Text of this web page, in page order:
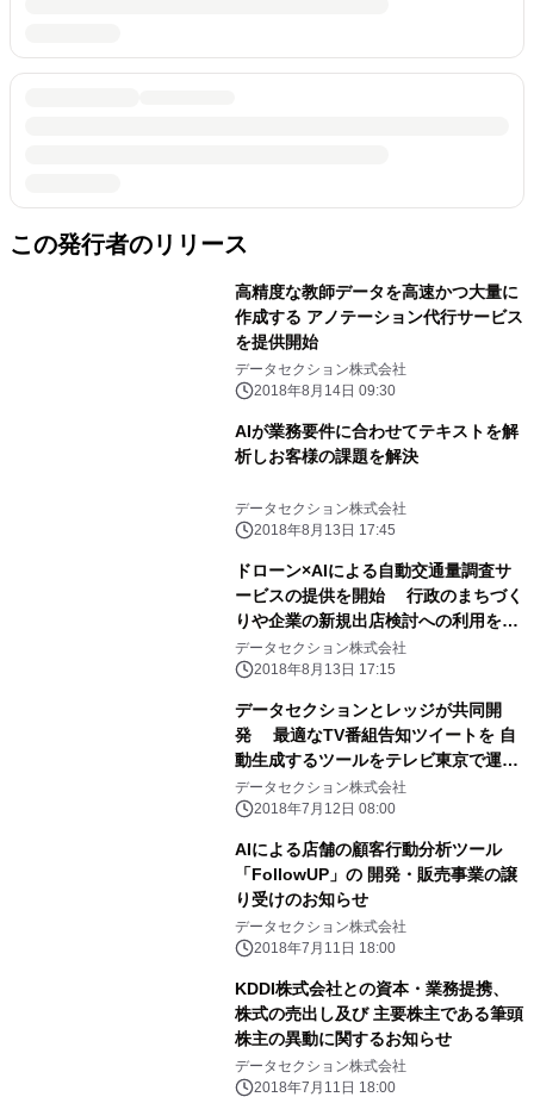
この発行者のリリース
高精度な教師データを高速かつ大量に
作成する アノテーション代行サービス
を提供開始
データセクション株式会社
2018年8月14日 09:30
AIが業務要件に合わせてテキストを解
析しお客様の課題を解決
データセクション株式会社
2018年8月13日 17:45
ドローン×AIによる自動交通量調査サ
ービスの提供を開始 行政のまちづく
りや企業の新規出店検討への利用を想
定
データセクション株式会社
2018年8月13日 17:15
データセクションとレッジが共同開
発 最適なTV番組告知ツイートを 自
動生成するツールをテレビ東京で運用
開始
データセクション株式会社
2018年7月12日 08:00
AIによる店舗の顧客行動分析ツール
「FollowUP」の 開発・販売事業の譲
り受けのお知らせ
データセクション株式会社
2018年7月11日 18:00
KDDI株式会社との資本・業務提携、
株式の売出し及び 主要株主である筆頭
株主の異動に関するお知らせ
データセクション株式会社
2018年7月11日 18:00